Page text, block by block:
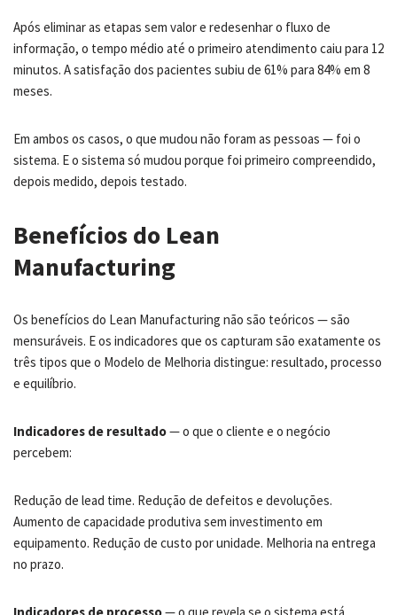
Após eliminar as etapas sem valor e redesenhar o fluxo de
informação, o tempo médio até o primeiro atendimento caiu para 12
minutos. A satisfação dos pacientes subiu de 61% para 84% em 8
meses.
Em ambos os casos, o que mudou não foram as pessoas — foi o
sistema. E o sistema só mudou porque foi primeiro compreendido,
depois medido, depois testado.
Benefícios do Lean
Manufacturing
Os benefícios do Lean Manufacturing não são teóricos — são
mensuráveis. E os indicadores que os capturam são exatamente os
três tipos que o Modelo de Melhoria distingue: resultado, processo
e equilíbrio.
Indicadores de resultado— o que o cliente e o negócio
percebem:
Redução de lead time. Redução de defeitos e devoluções.
Aumento de capacidade produtiva sem investimento em
equipamento. Redução de custo por unidade. Melhoria na entrega
no prazo.
Indicadores de processo— o que revela se o sistema está